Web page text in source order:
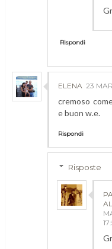
Rispondi
ELENA 23
cremoso
e buon w.e.
Rispondi
Risposte